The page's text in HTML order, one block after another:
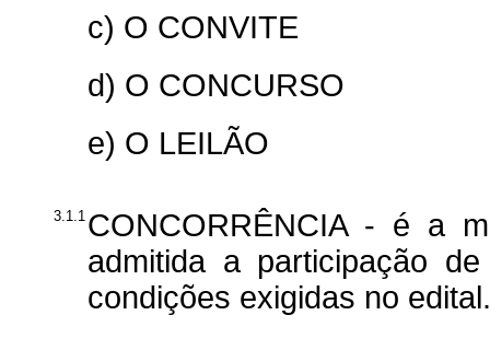
c) O CONVITE
d) O CONCURSO
e) O LEILÃO
3.1.1 CONCORRÊNCIA - é a
admitida a participação
condições exigidas no edital.